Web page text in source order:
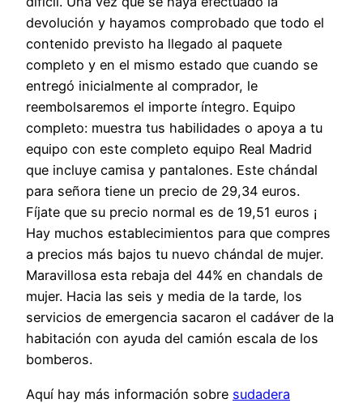
devolución y hayamos comprobado que todo el
contenido previsto ha llegado al paquete
completo y en el mismo estado que cuando se
entregó inicialmente al comprador, le
reembolsaremos el importe íntegro. Equipo
completo: muestra tus habilidades o apoya a tu
equipo con este completo equipo Real Madrid
que incluye camisa y pantalones. Este chándal
para señora tiene un precio de 29,34 euros.
Fíjate que su precio normal es de 19,51 euros ¡
Hay muchos establecimientos para que compres
a precios más bajos tu nuevo chándal de mujer.
Maravillosa esta rebaja del 44% en chandals de
mujer. Hacia las seis y media de la tarde, los
servicios de emergencia sacaron el cadáver de la
habitación con ayuda del camión escala de los
bomberos.
Aquí hay más información sobre sudadera